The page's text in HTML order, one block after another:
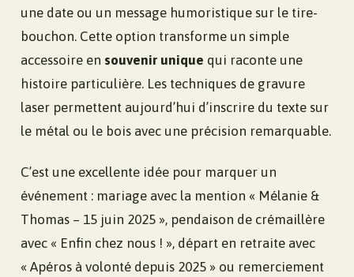
une date ou un message humoristique sur le tire-
bouchon. Cette option transforme un simple
accessoire en souvenir unique qui raconte une
histoire particulière. Les techniques de gravure
laser permettent aujourd’hui d’inscrire du texte sur
le métal ou le bois avec une précision remarquable.
C’est une excellente idée pour marquer un
événement : mariage avec la mention « Mélanie &
Thomas – 15 juin 2025 », pendaison de crémaillère
avec « Enfin chez nous ! », départ en retraite avec
« Apéros à volonté depuis 2025 » ou remerciement